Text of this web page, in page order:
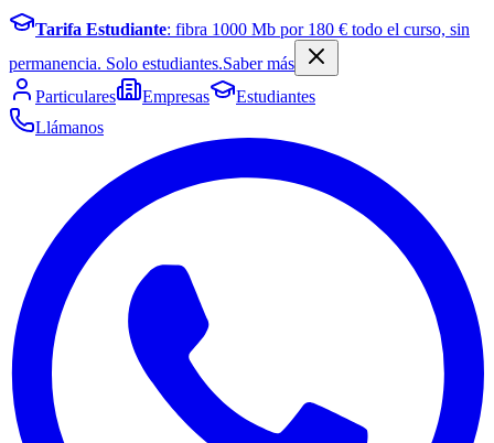
Tarifa Estudiante: fibra 1000 Mb por 180 € todo el curso, sin
permanencia. Solo estudiantes.Saber más
Particulares
Empresas
Estudiantes
Llámanos